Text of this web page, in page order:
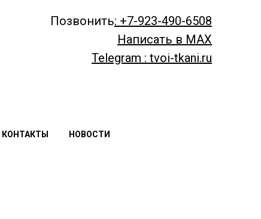
Позвонить: +7-923-490-6508
Написать в MAX
Telegram : tvoi-tkani.ru
КОНТАКТЫ НОВОСТИ